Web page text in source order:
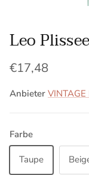
Leo
Normaler Preis
€17,48
Anbieter VINTAGE
Farbe
Taupe